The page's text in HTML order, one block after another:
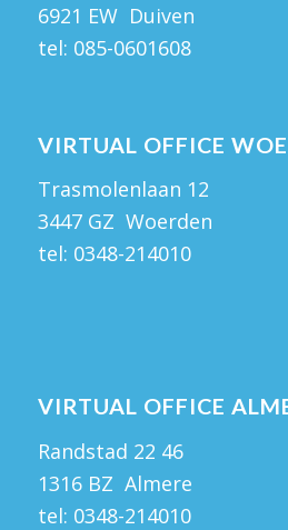
6921 EW Duiven
tel: 085-0601608
VIRTUAL OFFICE
Trasmolenlaan 12
3447 GZ Woerden
tel: 0348-214010
VIRTUAL OFFICE
Randstad 22 46
1316 BZ Almere
tel: 0348-214010